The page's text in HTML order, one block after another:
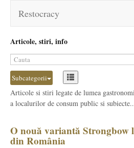
Restocracy
Articole, stiri, info
Subcategorii
Articole si stiri legate de lumea
a localurilor de consum public si
O nouă variantă Strongbow
din România